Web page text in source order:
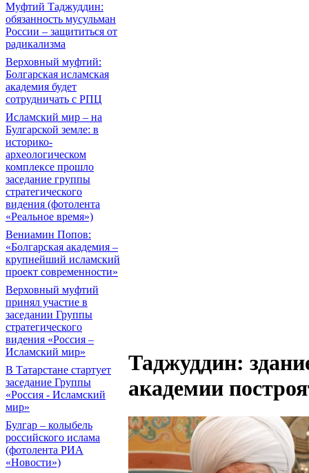
Муфтий Таджуддин:
обязанность мусульман
России – защититься от
радикализма
Верховный муфтий:
Болгарская исламская
академия будет
сотрудничать с РПЦ
Исламский мир – на
Булгарской земле: в
историко-
археологическом
комплексе прошло
заседание группы
стратегического
видения (фотолента
«Реальное время»)
Вениамин Попов:
«Болгарская академия –
крупнейший исламский
проект современности»
Верховный муфтий
принял участие в
заседании Группы
стратегического
видения «Россия –
Исламский мир»
В Татарстане стартует
заседание Группы
«Россия - Исламский
мир»
Булгар – колыбель
российского ислама
(фотолента РИА
«Новости»)
Таджуддин:
академии